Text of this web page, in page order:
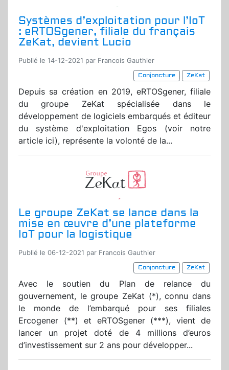
Systèmes d’exploitation pour l’IoT
: eRTOSgener, filiale du français
ZeKat, devient Lucio
Publié le 14-12-2021 par Francois Gauthier
Conjoncture
ZeKat
Depuis sa création en 2019, eRTOSgener, filiale
du groupe ZeKat spécialisée dans le
développement de logiciels embarqués et éditeur
du système d'exploitation Egos (voir notre
article ici), représente la volonté de la...
Le groupe ZeKat se lance dans la
mise en œuvre d’une plateforme
IoT pour la logistique
Publié le 06-12-2021 par Francois Gauthier
Conjoncture
ZeKat
Avec le soutien du Plan de relance du
gouvernement, le groupe ZeKat (*), connu dans
le monde de l’embarqué pour ses filiales
Ercogener (**) et eRTOSgener (***), vient de
lancer un projet doté de 4 millions d’euros
d’investissement sur 2 ans pour développer...